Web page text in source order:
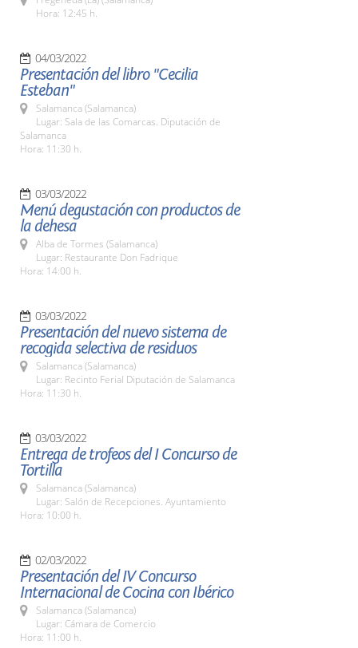
Hora: 12:45 h.
04/03/2022
Presentación del libro "Cecilia
Esteban"
Salamanca (Salamanca)
Lugar: Sala de las Comarcas. Diputación de
Salamanca
Hora: 11:30 h.
03/03/2022
Menú degustación con productos de
la dehesa
Alba de Tormes (Salamanca)
Lugar: Restaurante Don Fadrique
Hora: 14:00 h.
03/03/2022
Presentación del nuevo sistema de
recogida selectiva de residuos
Salamanca (Salamanca)
Lugar: Recinto Ferial Diputación de Salamanca
Hora: 11:30 h.
03/03/2022
Entrega de trofeos del I Concurso de
Tortilla
Salamanca (Salamanca)
Lugar: Salón de Recepciones. Ayuntamiento
Hora: 10:00 h.
02/03/2022
Presentación del IV Concurso
Internacional de Cocina con Ibérico
Salamanca (Salamanca)
Lugar: Cámara de Comercio
Hora: 11:00 h.